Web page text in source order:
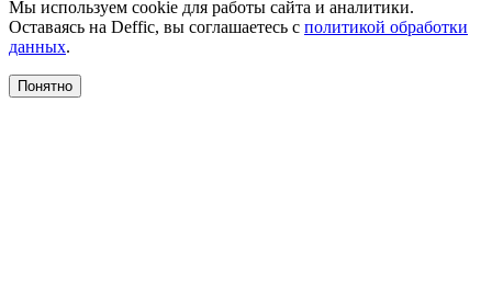
Мы используем cookie для работы сайта и аналитики.
Оставаясь на Deffic, вы соглашаетесь с политикой обработки
данных.
Понятно